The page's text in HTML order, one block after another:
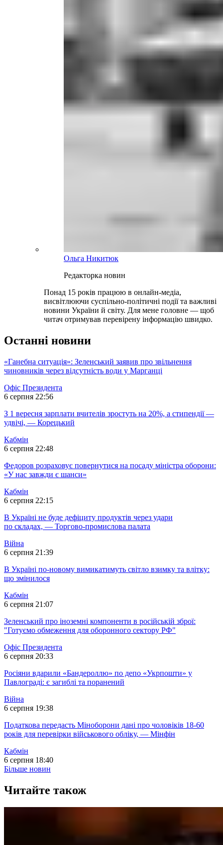
Ольга Никитюк
Редакторка новин
Понад 15 років працюю в онлайн-медіа,
висвітлюючи суспільно-політичні події та важливі
новини України й світу. Для мене головне — щоб
читач отримував перевірену інформацію швидко.
Останні новини
«Ганебна ситуація»: Зеленський заявив про звільнення
чиновників через відсутність води у Марганці
Офіс Президента
6 серпня 22:56
З 1 вересня зарплати вчителів зростуть на 20%, а стипендії —
удвічі, — Корецький
Кабмін
6 серпня 22:48
Федоров розраховує повернутися на посаду міністра оборони:
«У нас завжди є шанси»
Кабмін
6 серпня 22:15
В Україні не буде дефіциту продуктів через удари
по складах, — Торгово-промислова палата
Війна
6 серпня 21:39
В Україні по-новому вимикатимуть світло взимку та влітку:
що змінилося
Кабмін
6 серпня 21:07
Зеленський про іноземні компоненти в російській зброї:
"Готуємо обмеження для оборонного сектору РФ"
Офіс Президента
6 серпня 20:33
Росіяни вдарили «Бандероллю» по депо «Укрпошти» у
Павлограді: є загиблі та поранений
Війна
6 серпня 19:38
Податкова передасть Міноборони дані про чоловіків 18-60
років для перевірки військового обліку, — Мінфін
Кабмін
6 серпня 18:40
Більше новин
Читайте також